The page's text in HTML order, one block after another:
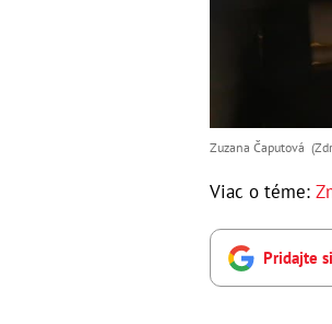
Zuzana Čaputová
Viac o téme:
Pridajte